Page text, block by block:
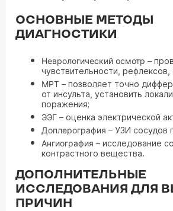
ОСНОВНЫЕ МЕТОДЫ
ДИАГНОСТИКИ
Неврологический осмотр –
чувствительности, рефлексов,
МРТ – позволяет точно
от инсульта, установить
поражения;
ЭЭГ – оценка электрической
Доплерография – УЗИ сосудов
Ангиография – исследование
контрастного вещества.
ДОПОЛНИТЕЛЬНЫЕ
ИССЛЕДОВАНИЯ ДЛЯ
ПРИЧИН